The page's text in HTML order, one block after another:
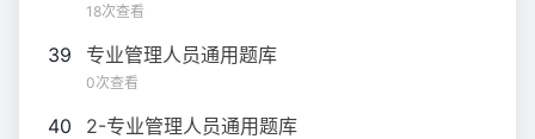
18次查看
39 专业管理人员通用题库
0次查看
40 2-专业管理人员通用题库